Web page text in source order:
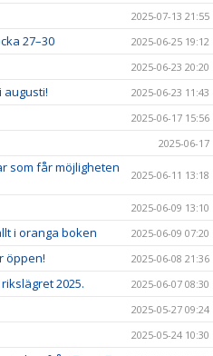
2025-07-13 21:55
27–30 2025-06-25 19:12
2025-06-23 20:20
augusti! 2025-06-23 11:43
2025-06-17 15:56
2025-06-17
som får möjligheten
2025-06-11 13:18
2025-06-09 13:10
i oranga boken 2025-06-09 07:20
öppen! 2025-06-08 21:36
2025. 2025-06-07 08:30
2025-05-27 09:24
2025-05-24 10:30